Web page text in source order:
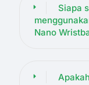
Siapa
Nano